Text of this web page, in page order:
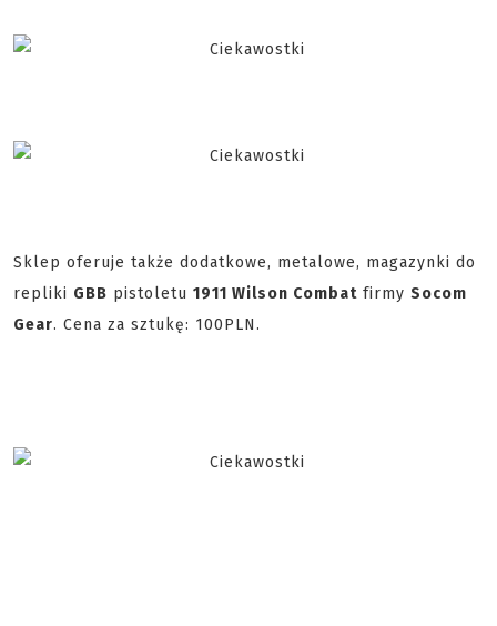
Sklep oferuje także dodatkowe, metalowe, magazynki do
repliki GBB pistoletu 1911 Wilson Combat firmy Socom
Gear. Cena za sztukę: 100PLN.